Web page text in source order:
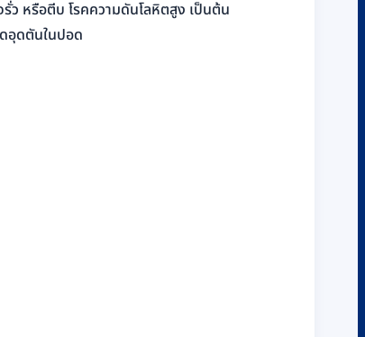
รั่ว หรือตีบ โรคความดันโลหิตสูง เป็นต้น
อุดตันในปอด